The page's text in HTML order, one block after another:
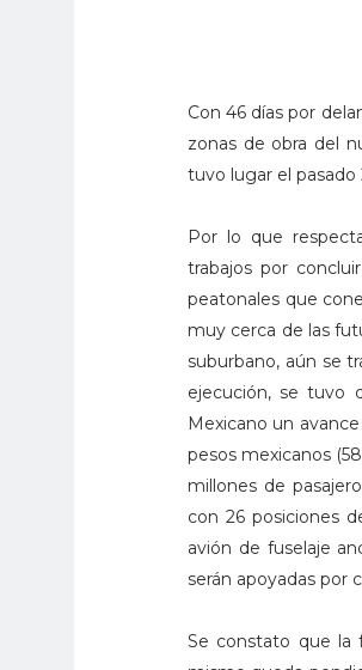
Con 46 días por
zonas de obra del
tuvo lugar el pasado
Por lo que
trabajos por
peatonales que
muy cerca de las
suburbano, aún se
ejecución, se tuvo
Mexicano un
pesos mexicanos
millones de
con 26 posiciones
avión de fuselaje
serán apoyadas por
Se constato que la